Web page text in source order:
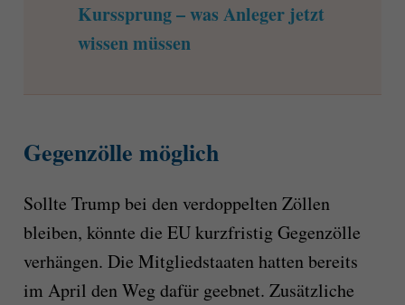
Kurssprung – was Anleger jetzt
wissen müssen
Gegenzölle möglich
Sollte Trump bei den verdoppelten Zöllen
bleiben, könnte die EU kurzfristig Gegenzölle
verhängen. Die Mitgliedstaaten hatten bereits
im April den Weg dafür geebnet. Zusätzliche